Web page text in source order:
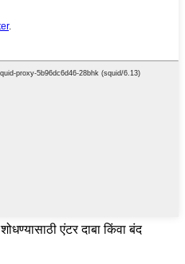
शोधण्यासाठी एंटर दाबा किंवा बंद